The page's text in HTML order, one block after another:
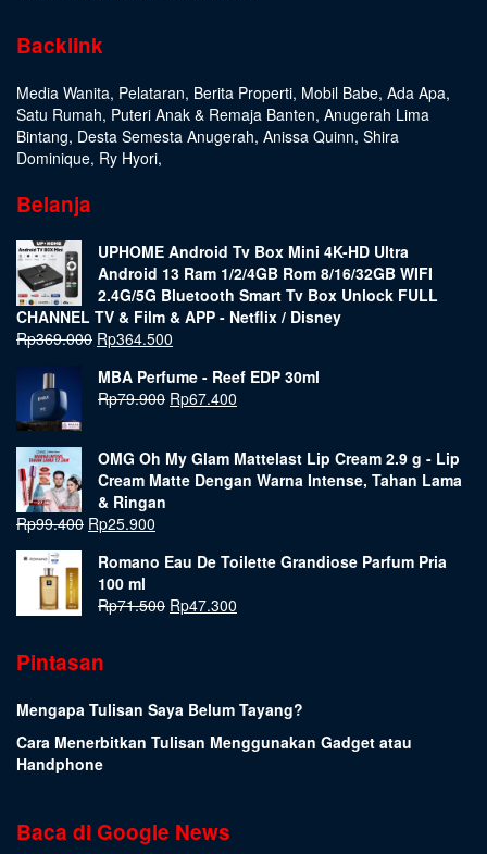
Backlink
Media Wanita, Pelataran, Berita Properti, Mobil Babe, Ada Apa,
Satu Rumah, Puteri Anak & Remaja Banten, Anugerah Lima
Bintang, Desta Semesta Anugerah, Anissa Quinn, Shira
Dominique, Ry Hyori,
Belanja
UPHOME Android Tv Box Mini 4K-HD Ultra
Android 13 Ram 1/2/4GB Rom 8/16/32GB WIFI
2.4G/5G Bluetooth Smart Tv Box Unlock FULL
CHANNEL TV & Film & APP - Netflix / Disney
Rp369.000 Rp364.500
MBA Perfume - Reef EDP 30ml
Rp79.900 Rp67.400
OMG Oh My Glam Mattelast Lip Cream 2.9 g - Lip
Cream Matte Dengan Warna Intense, Tahan Lama
& Ringan
Rp99.400 Rp25.900
Romano Eau De Toilette Grandiose Parfum Pria
100 ml
Rp71.500 Rp47.300
Pintasan
Mengapa Tulisan Saya Belum Tayang?
Cara Menerbitkan Tulisan Menggunakan Gadget atau
Handphone
Baca di Google News